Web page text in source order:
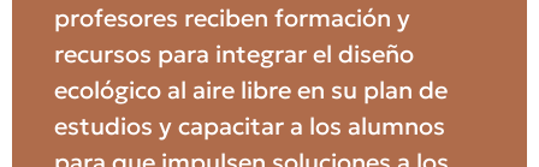
profesores reciben formación y
recursos para integrar el diseño
ecológico al aire libre en su plan de
estudios y capacitar a los alumnos